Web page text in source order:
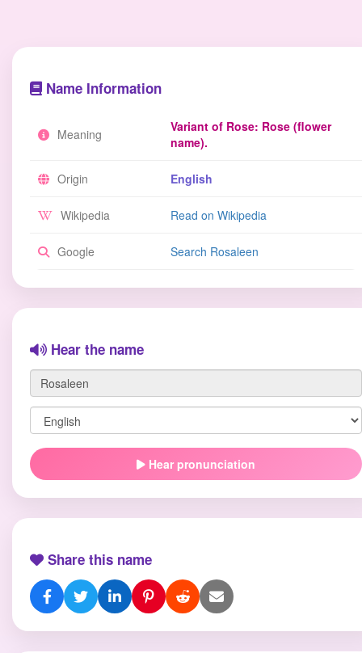
Name Information
Meaning
Variant of Rose: Rose (flower
name).
Origin English
Wikipedia Read on Wikipedia
Google Search Rosaleen
Hear the name
Hear pronunciation
Share this name